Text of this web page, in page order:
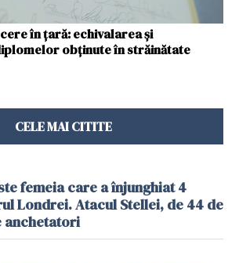
în țară: echivalarea și
obținute în străinătate
CELE MAI CITITE
femeia care a înjunghiat 4
Londrei. Atacul Stellei, de 44 de
anchetatori